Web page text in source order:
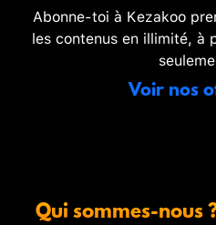
Abonne-toi à Kezakoo
les contenus en illimité, à
Voir nos
Qui sommes-nous